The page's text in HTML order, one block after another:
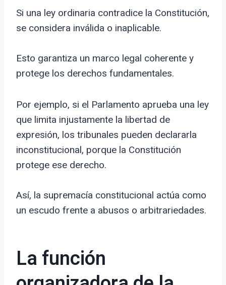
Si una ley ordinaria contradice la Constitución,
se considera inválida o inaplicable.
Esto garantiza un marco legal coherente y
protege los derechos fundamentales.
Por ejemplo, si el Parlamento aprueba una ley
que limita injustamente la libertad de
expresión, los tribunales pueden declararla
inconstitucional, porque la Constitución
protege ese derecho.
Así, la supremacía constitucional actúa como
un escudo frente a abusos o arbitrariedades.
La función